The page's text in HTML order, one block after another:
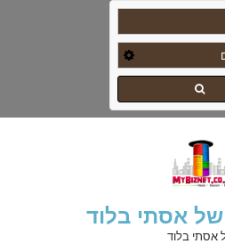
אסתי בלוד
אסתי בלוד